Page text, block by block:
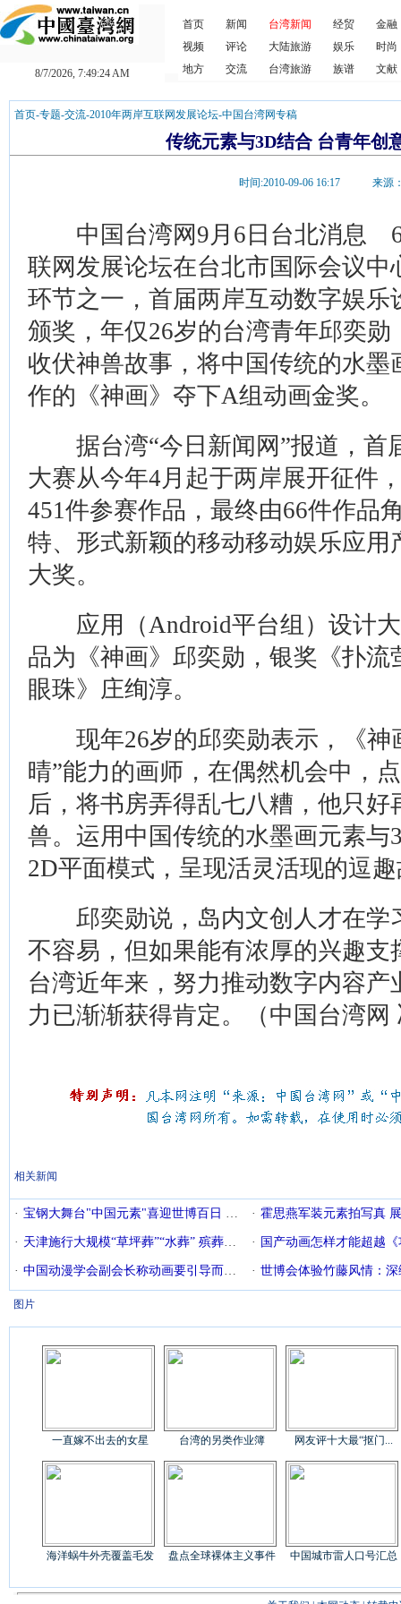
8/7/2026, 7:49:24 AM
首页 新闻 台湾新闻 经贸
金融
视频
评论 大陆旅游 娱乐
时尚
地方
交流 台湾旅游 族谱 文献
首页-专题-交流-2010年两岸互联网发展论坛-中国台湾网专稿
传统元素与3D结合 台青年创
时间:2010-09-06 16:17 来源
中国台湾网9月6日台北消息 6
联网发展论坛在台北市国际会议
环节之一，首届两岸互动数字娱
颁奖，年仅26岁的台湾青年邱奕
收伏神兽故事，将中国传统的水
作的《神画》夺下A组动画金奖。
据台湾“今日新闻网”报道，首
大赛从今年4月起于两岸展开征件
451件参赛作品，最终由66件作品
特、形式新颖的移动移动娱乐应
大奖。
应用（Android平台组）设计大
品为《神画》邱奕勋，银奖《扑
眼珠》庄绚淳。
现年26岁的邱奕勋表示，《神
晴”能力的画师，在偶然机会中，
后，将书房弄得乱七八糟，他只
兽。运用中国传统的水墨画元素
2D平面模式，呈现活灵活现的逗
邱奕勋说，岛内文创人才在学
不容易，但如果能有浓厚的兴趣
台湾近年来，努力推动数字内容
力已渐渐获得肯定。（中国台湾网
相关新闻
· 宝钢大舞台"中国元素"喜迎世博百日 民俗活动图片展夺人眼球[图] · 霍思燕军装元素拍写真 展S曲
· 天津施行大规模“草坪葬”“水葬” 殡葬引入环保元素 · 国产动画怎样才能超越
· 中国动漫学会副会长称动画要引导而不是迎合孩子 · 世博会体验竹藤风情：深绿元
图片
一直嫁不出去的女星 台湾的另类作业簿 网友评十大最“抠门...
海洋蜗牛外壳覆盖毛发 盘点全球裸体主义事件 中国城市雷人口号汇总